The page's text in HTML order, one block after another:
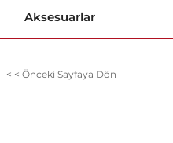
Aksesuarlar
< < Önceki Sayfaya Dön